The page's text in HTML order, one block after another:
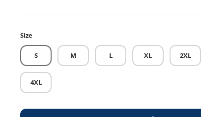
Size
S M L XL 2XL
4XL